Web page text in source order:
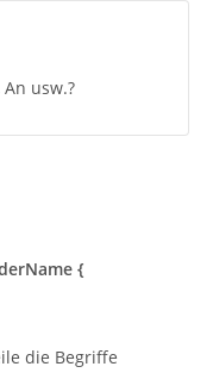
usw.?
{
die Begriffe